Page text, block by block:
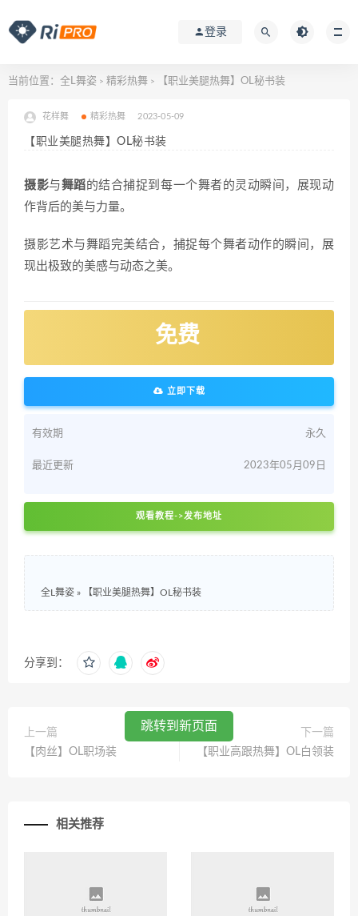
登录
当前位置： 全L舞姿 > 精彩热舞 > 【职业美腿热舞】OL秘书装
花样舞 精彩热舞 2023-05-09
【职业美腿热舞】OL秘书装
摄影与舞蹈 的结合捕捉到每一个舞者的灵动瞬间，展现动
作背后的美与力量。
摄影艺术与舞蹈完美结合，捕捉每个舞者动作的瞬间，展
现出极致的美感与动态之美。
免费
立即下载
有效期 永久
最近更新 2023年05月09日
观看教程->发布地址
全L舞姿 » 【职业美腿热舞】OL秘书装
分享到：
上一篇
【肉丝】OL职场装
下一篇
【职业高跟热舞】OL白领装
相关推荐
跳转到新页面